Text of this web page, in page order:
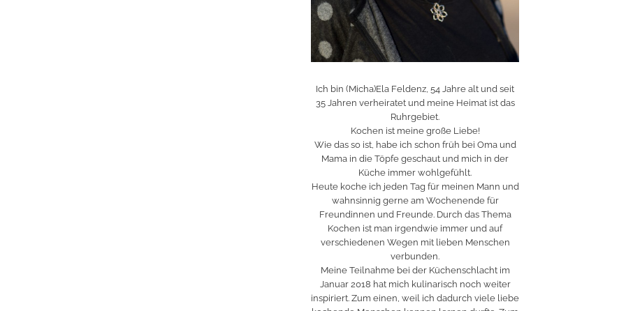
Ich bin (Micha)Ela Feldenz, 54 Jahre alt und seit
35 Jahren verheiratet und meine Heimat ist das
Ruhrgebiet.
Kochen ist meine große Liebe!
Wie das so ist, habe ich schon früh bei Oma und
Mama in die Töpfe geschaut und mich in der
Küche immer wohlgefühlt.
Heute koche ich jeden Tag für meinen Mann und
wahnsinnig gerne am Wochenende für
Freundinnen und Freunde. Durch das Thema
Kochen ist man irgendwie immer und auf
verschiedenen Wegen mit lieben Menschen
verbunden.
Meine Teilnahme bei der Küchenschlacht im
Januar 2018 hat mich kulinarisch noch weiter
inspiriert. Zum einen, weil ich dadurch viele liebe